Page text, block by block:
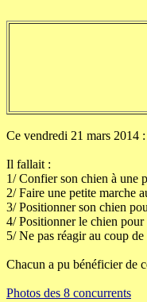
Ce vendredi 21 mars
Il fallait :
1/ Confier son chien à une
2/ Faire une petite marche
3/ Positionner son chien
4/ Positionner le chien pour
5/ Ne pas réagir au coup
Chacun a pu bénéficier de
Photos des 8 concurrents